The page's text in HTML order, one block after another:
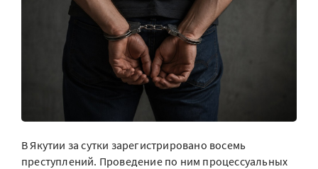
В Якутии за сутки зарегистрировано восемь
преступлений. Проведение по ним процессуальных